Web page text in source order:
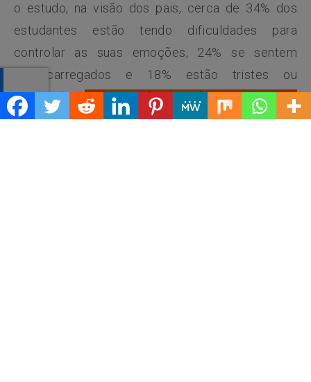
o estudo, na visão dos pais, cerca de 34% dos
estudantes estão tendo dificuldades para
controlar as suas emoções, 24% se sentem
sobrecarregados e 18% estão tristes ou
deprimidos.No ponto de vista dos estudantes, a
necessidade de apoio psicológico é a principal